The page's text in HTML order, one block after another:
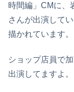
時間編」CMに、
さんが出演して
描かれています。
ショップ店員で
出演してますよ。